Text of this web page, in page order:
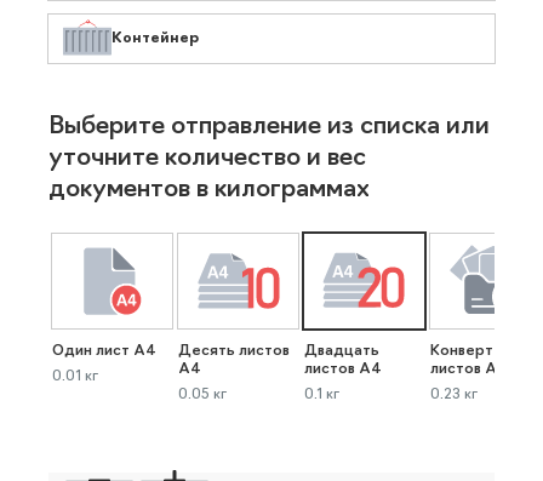
Контейнер
Выберите отправление из списка или
уточните количество и вес
документов в килограммах
Один лист А4
0.01 кг
Десять листов
А4
0.05 кг
Двадцать
листов А4
0.1 кг
Конверт до 40
листов А4
0.23 кг